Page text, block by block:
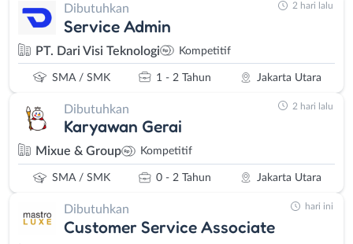
Dibutuhkan
Service Admin
PT. Dari Visi Teknologi Kompetitif
SMA / SMK 1 - 2 Tahun Jakarta Utara
2 hari lalu
Dibutuhkan
Karyawan Gerai
Mixue & Group Kompetitif
SMA / SMK 0 - 2 Tahun Jakarta Utara
2 hari lalu
Dibutuhkan
Customer Service Associate
hari ini